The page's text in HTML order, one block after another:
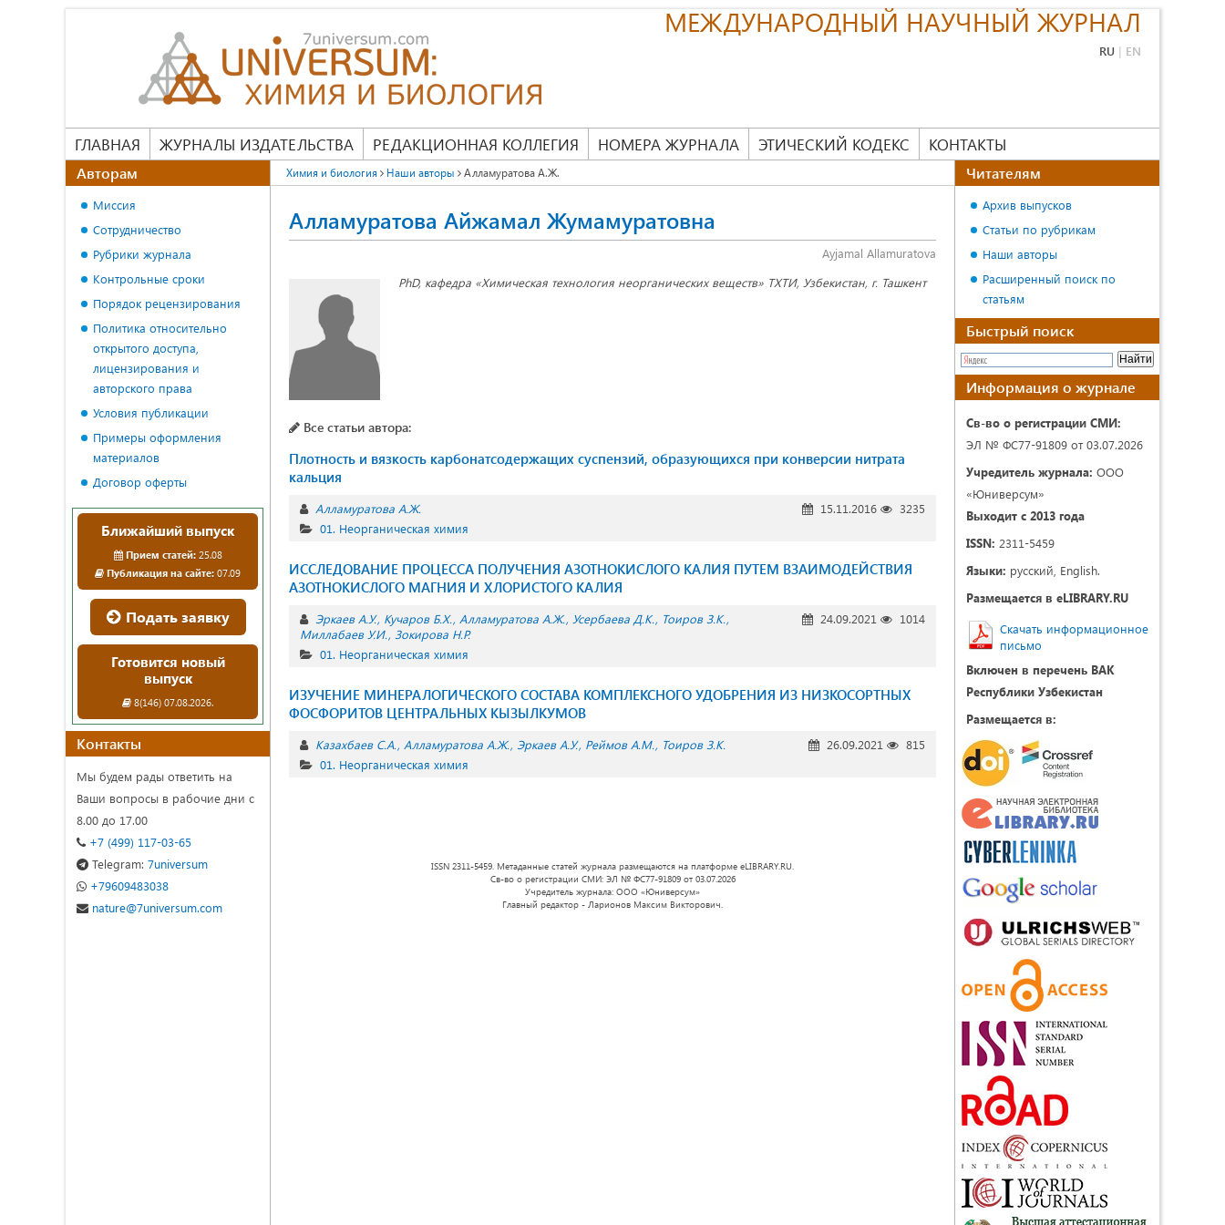
МЕЖДУНАРОДНЫЙ НАУЧНЫЙ ЖУРНАЛ
RU | EN
ГЛАВНАЯ ЖУРНАЛЫ ИЗДАТЕЛЬСТВА РЕДАКЦИОННАЯ КОЛЛЕГИЯ НОМЕРА ЖУРНАЛА ЭТИЧЕСКИЙ КОДЕКС КОНТАКТЫ
Химия и биология Наши авторы Алламуратова А.Ж.
Алламуратова Айжамал Жумамуратовна
Ayjamal Allamuratova
PhD, кафедра «Химическая технология неорганических веществ» ТХТИ, Узбекистан, г. Ташкент
Все статьи автора:
Плотность и вязкость карбонатсодержащих суспензий, образующихся при конверсии нитрата
кальция
Алламуратова А.Ж. 15.11.2016
3235
01. Неорганическая химия
ИССЛЕДОВАНИЕ ПРОЦЕССА ПОЛУЧЕНИЯ АЗОТНОКИСЛОГО КАЛИЯ ПУТЕМ ВЗАИМОДЕЙСТВИЯ
АЗОТНОКИСЛОГО МАГНИЯ И ХЛОРИСТОГО КАЛИЯ
Эркаев А.У. Кучаров Б.Х. Алламуратова А.Ж. Усербаева Д.К.
Тоиров З.К.
Миллабаев У.И. Зокирова Н.Р.
24.09.2021 1014
01. Неорганическая химия
ИЗУЧЕНИЕ МИНЕРАЛОГИЧЕСКОГО СОСТАВА КОМПЛЕКСНОГО УДОБРЕНИЯ ИЗ НИЗКОСОРТНЫХ
ФОСФОРИТОВ ЦЕНТРАЛЬНЫХ КЫЗЫЛКУМОВ
Казахбаев С.А. Алламуратова А.Ж. Эркаев А.У. Реймов А.М. Тоиров З.К. 26.09.2021
815
01. Неорганическая химия
ISSN 2311-5459. Метаданные статей журнала размещаются на платформе eLIBRARY.RU.
Св-во о регистрации СМИ: ЭЛ № ФС77-91809 от 03.07.2026
Учредитель журнала: ООО «Юниверсум»
Главный редактор - Ларионов Максим Викторович.
Авторам
Миссия
Сотрудничество
Рубрики журнала
Контрольные сроки
Порядок рецензирования
Политика относительно
открытого доступа,
лицензирования и
авторского права
Условия публикации
Примеры оформления
материалов
Договор оферты
Ближайший выпуск
Прием статей:25.08
Публикация на сайте: 07.09
Подать заявку
Готовится новый
выпуск
8(146) 07.08.2026.
Контакты
Мы будем рады ответить на
Ваши вопросы в рабочие дни с
8.00 до 17.00
+7 (499) 117-03-65
Telegram: 7universum
+79609483038
nature@7universum.com
Читателям
Архив выпусков
Статьи по рубрикам
Наши авторы
Расширенный поиск по
статьям
Быстрый поиск
Информация о журнале
Св-во о регистрации СМИ:
ЭЛ № ФС77-91809 от 03.07.2026
Учредитель журнала: ООО
«Юниверсум»
Выходит с 2013 года
ISSN: 2311-5459
Языки: русский, English.
Размещается в eLIBRARY.RU
Скачать информационное
письмо
Включен в перечень ВАК
Республики Узбекистан
Размещается в: